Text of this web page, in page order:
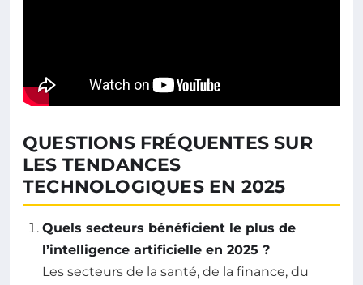
QUESTIONS FRÉQUENTES SUR
LES TENDANCES
TECHNOLOGIQUES EN 2025
Quels secteurs bénéficient le plus de
l’intelligence artificielle en 2025 ?
Les secteurs de la santé, de la finance, du